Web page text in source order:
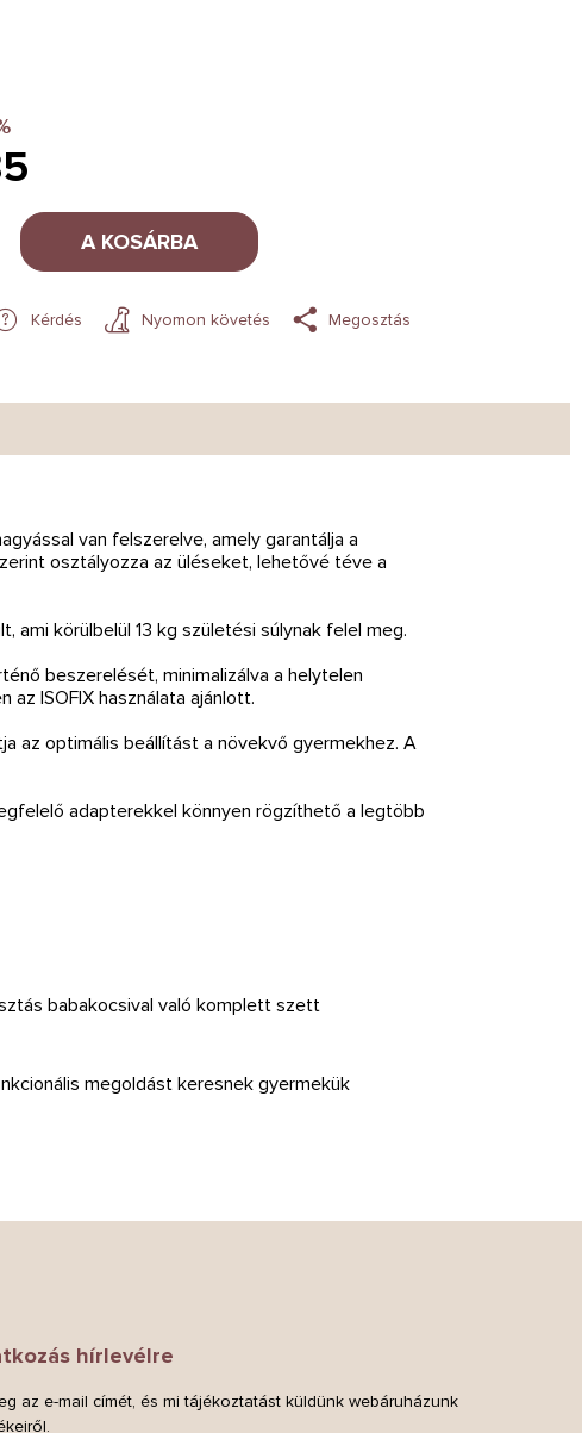
A KOSÁRBA
Kérdés Nyomon követés Megosztás
van felszerelve, amely garantálja a
osztályozza az üléseket, lehetővé téve a
körülbelül 13 kg születési súlynak felel meg.
beszerelését, minimalizálva a helytelen
ISOFIX használata ajánlott.
az optimális beállítást a növekvő gyermekhez. A
adapterekkel könnyen rögzíthető a legtöbb
babakocsival való komplett szett
megoldást keresnek gyermekük
hírlevélre
az e-mail címét, és mi tájékoztatást küldünk webáruházunk